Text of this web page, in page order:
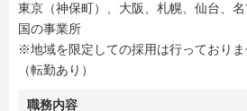
東京（神保町）、大阪、札幌、仙台、
国の事業所
※地域を限定しての採用は行っており
（転勤あり）
職務内容